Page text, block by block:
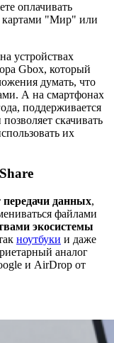
оплачивать
картами "Мир" или
устройствах
Gbox, который
думать, что
А на смартфонах
поддерживается
скачивать
их
передачи данных,
файлами
экосистемы
ноутбуки и даже
аналог
и AirDrop от